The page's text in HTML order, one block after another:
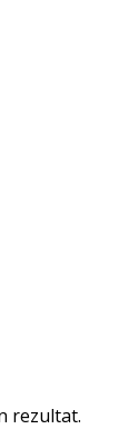
rezultat.